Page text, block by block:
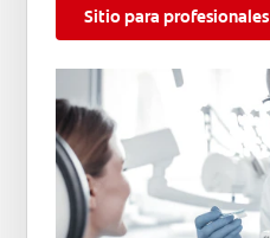
Sitio para profesionales